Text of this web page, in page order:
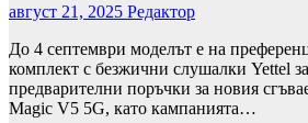
август 21, 2025 Редактор
До 4 септември моделът е на
комплект с безжични слушалки Yettel
предварителни поръчки за новия
Magic V5 5G, като кампанията…